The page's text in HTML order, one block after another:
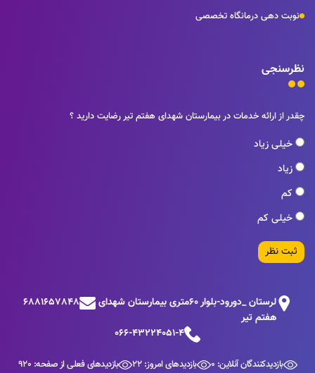
نوبت دهی درمانگاه تخصصی
نظرسنجی
چقدر از ارائه خدمات در بیمارستان شهدای هفتم تیر رضایت دارید ؟
خیلی زیاد
زیاد
کم
خیلی کم
ثبت نظر
لرستان _دورود-بلوار 60متری بیمارستان شهدای
هفتم تیر
6881657848
066-43224051-4
بازدیدکنندگان آنلاین: 0 بازدیدهای امروز: 22 بازدیدهای فعلی از صفحه: 920